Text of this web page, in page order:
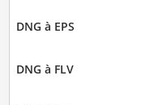
DNG à EPS
DNG à FLV